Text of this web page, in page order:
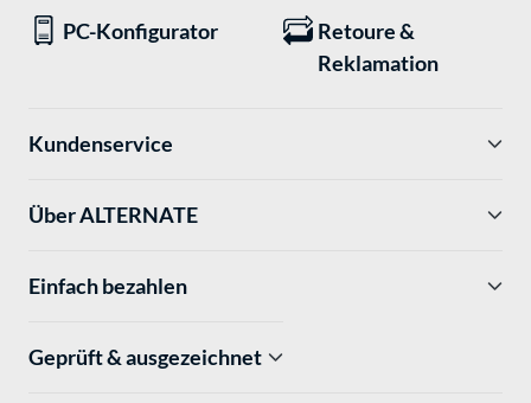
PC-Konfigurator
Retoure &
Reklamation
Kundenservice
Über ALTERNATE
Einfach bezahlen
Geprüft & ausgezeichnet